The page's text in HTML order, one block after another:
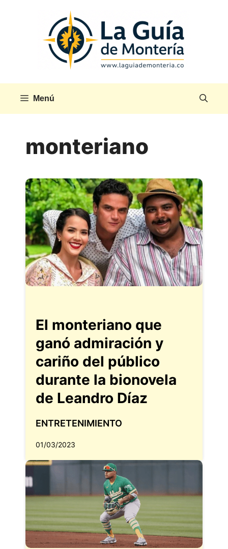
Menú
monteriano
El monteriano que
ganó admiración y
cariño del público
durante la bionovela
de Leandro Díaz
ENTRETENIMIENTO
01/03/2023